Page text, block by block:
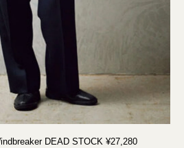
DEAD STOCK ¥27,280